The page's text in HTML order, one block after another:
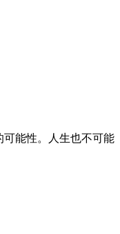
能性。人生也不可能